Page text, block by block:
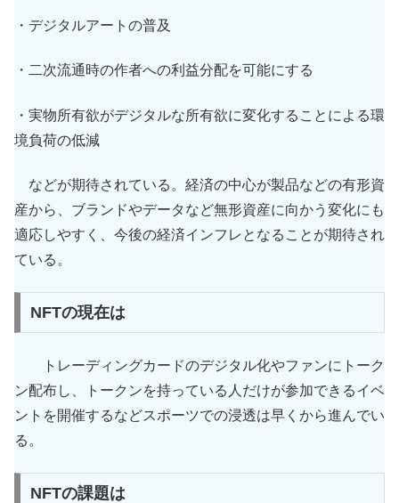
・デジタルアートの普及
・二次流通時の作者への利益分配を可能にする
・実物所有欲がデジタルな所有欲に変化することによる環
境負荷の低減
などが期待されている。経済の中心が製品などの有形資
産から、ブランドやデータなど無形資産に向かう変化にも
適応しやすく、今後の経済インフレとなることが期待され
ている。
NFTの現在は
トレーディングカードのデジタル化やファンにトーク
ン配布し、トークンを持っている人だけが参加できるイベ
ントを開催するなどスポーツでの浸透は早くから進んでい
る。
NFTの課題は